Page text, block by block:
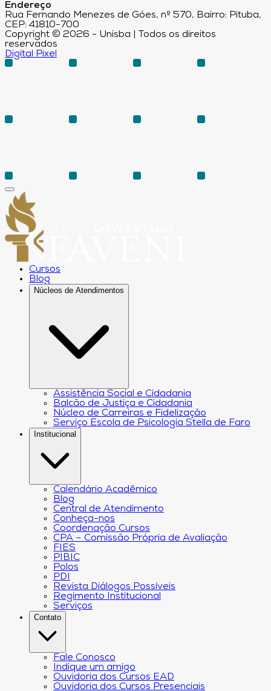
Endereço
Rua Fernando Menezes de Góes, nº 570, Bairro: Pituba,
CEP: 41810-700
Copyright © 2026 - Unisba | Todos os direitos
reservados
Digital Pixel
Cursos
Blog
Núcleos de Atendimentos
Assistência Social e Cidadania
Balcão de Justiça e Cidadania
Núcleo de Carreiras e Fidelização
Serviço Escola de Psicologia Stella de Faro
Institucional
Calendário Acadêmico
Blog
Central de Atendimento
Conheça-nos
Coordenação Cursos
CPA – Comissão Própria de Avaliação
FIES
PIBIC
Polos
PDI
Revista Diálogos Possíveis
Regimento Institucional
Serviços
Contato
Fale Conosco
Indique um amigo
Ouvidoria dos Cursos EAD
Ouvidoria dos Cursos Presenciais